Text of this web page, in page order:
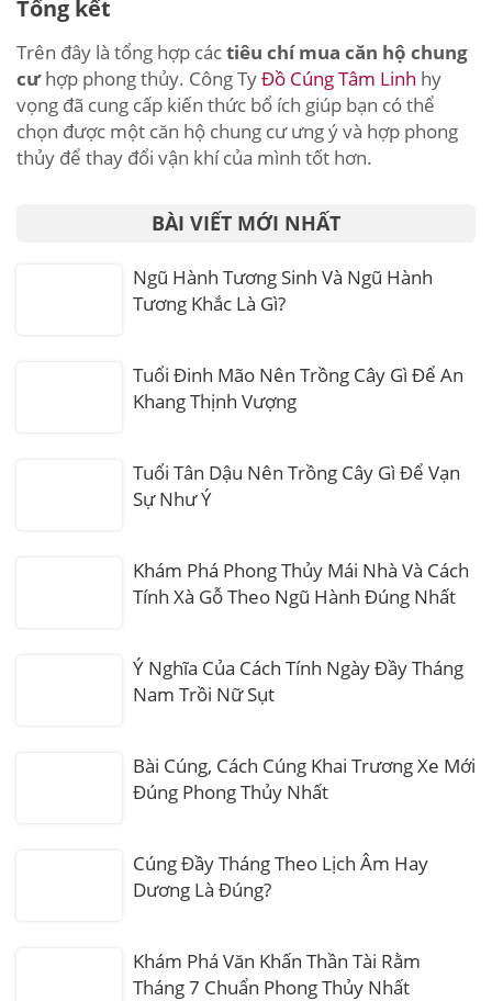
Tổng kết
Trên đây là tổng hợp cáctiêu chí mua căn hộ chung
cưhợp phong thủy. Công TyĐồ Cúng Tâm Linh hy
vọng đã cung cấp kiến thức bổ ích giúp bạn có thể
chọn được một căn hộ chung cư ưng ý và hợp phong
thủy để thay đổi vận khí của mình tốt hơn.
BÀI VIẾT MỚI NHẤT
Ngũ Hành Tương Sinh Và Ngũ Hành
Tương Khắc Là Gì?
Tuổi Đinh Mão Nên Trồng Cây Gì Để An
Khang Thịnh Vượng
Tuổi Tân Dậu Nên Trồng Cây Gì Để Vạn
Sự Như Ý
Khám Phá Phong Thủy Mái Nhà Và Cách
Tính Xà Gỗ Theo Ngũ Hành Đúng Nhất
Ý Nghĩa Của Cách Tính Ngày Đầy Tháng
Nam Trồi Nữ Sụt
Bài Cúng, Cách Cúng Khai Trương Xe Mới
Đúng Phong Thủy Nhất
Cúng Đầy Tháng Theo Lịch Âm Hay
Dương Là Đúng?
Khám Phá Văn Khấn Thần Tài Rằm
Tháng 7 Chuẩn Phong Thủy Nhất